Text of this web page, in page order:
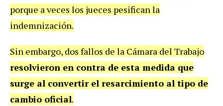
porque a veces los jueces pesifican la
indemnización.
Sin embargo, dos fallos de la Cámara del Trabajo
resolvieron en contra de esta medida que
surge al convertir el resarcimiento al tipo de
cambio oficial.